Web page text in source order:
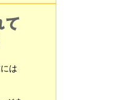
は